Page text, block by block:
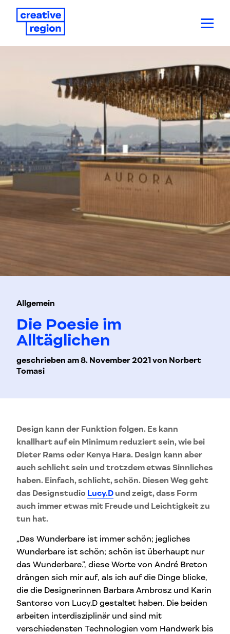
Allgemein
Die Poesie im
Alltäglichen
geschrieben am 8. November 2021 von Norbert
Tomasi
Design kann der Funktion folgen. Es kann
knallhart auf ein Minimum reduziert sein, wie bei
Dieter Rams oder Kenya Hara. Design kann aber
auch schlicht sein und trotzdem etwas Sinnliches
haben. Einfach, schlicht, schön. Diesen Weg geht
das Designstudio Lucy.D und zeigt, dass Form
auch immer etwas mit Freude und Leichtigkeit zu
tun hat.
„Das Wunderbare ist immer schön; jegliches
Wunderbare ist schön; schön ist überhaupt nur
das Wunderbare.”, diese Worte von André Breton
drängen sich mir auf, als ich auf die Dinge blicke,
die die Designerinnen Barbara Ambrosz und Karin
Santorso von Lucy.D gestaltet haben. Die beiden
arbeiten interdisziplinär und sind mit
verschiedensten Technologien vom Handwerk bis